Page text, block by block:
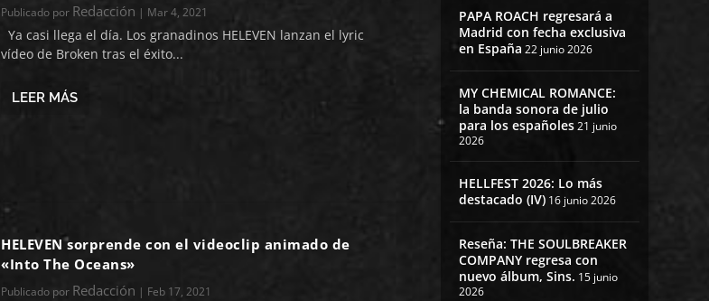
Publicado por Redacción | Mar 4, 2021
Ya casi llega el día. Los granadinos HELEVEN lanzan el lyric
vídeo de Broken tras el éxito...
LEER MÁS
HELEVEN sorprende con el videoclip animado de
«Into The Oceans»
Publicado por Redacción | Feb 17, 2021
PAPA ROACH regresará a
Madrid con fecha exclusiva
en España 22 junio 2026
MY CHEMICAL ROMANCE:
la banda sonora de julio
para los españoles21 junio
2026
HELLFEST 2026: Lo más
destacado (IV) 16 junio 2026
Reseña: THE SOULBREAKER
COMPANY regresa con
nuevo álbum, Sins. 15 junio
2026